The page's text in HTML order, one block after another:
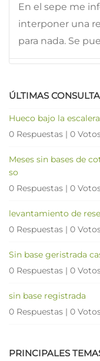
En el sepe me
interponer una
para nada. Se
ÚLTIMAS
Hueco bajo la escalera
0 Respuestas | 0
Meses sin bases de
so
0 Respuestas | 0
levantamiento de
0 Respuestas | 0
Sin base geristrada
0 Respuestas | 0
sin base registrada
0 Respuestas | 0
PRINCIPALES